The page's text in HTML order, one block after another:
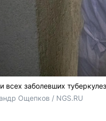
всех заболевших
Ощепков / NGS.RU